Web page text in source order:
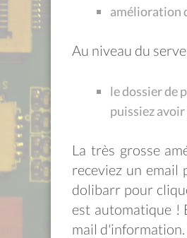
amélioration
Au niveau du
le dossier de
puissiez
La très grosse
receviez un email
dolibarr pour
est automatique !
mail